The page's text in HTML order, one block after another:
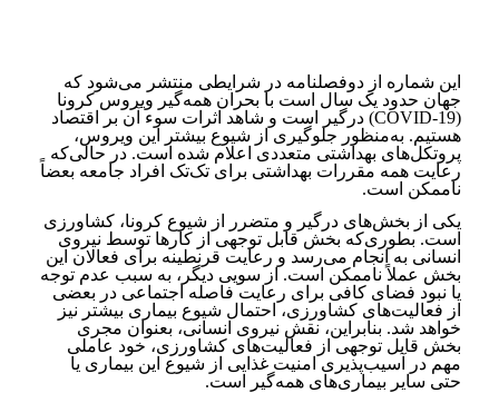
این شماره از دوفصلنامه در شرایطی منتشر می‌شود که
جهان حدود یک سال است با بحران همه‌گیر ویروس کرونا
(COVID-19) درگیر است و شاهد اثرات سوء آن بر اقتصاد
هستیم. به‌منظور جلوگیری از شیوع بیشتر این ویروس،
پروتکل‌های بهداشتی متعددی اعلام شده است. در حالی‌که
رعایت همه مقررات بهداشتی برای تک‌تک افراد جامعه بعضاً
ناممکن است.
یکی از بخش‌های درگیر و متضرر از شیوع کرونا، کشاورزی
است. بطوری‌که بخش قابل توجهی از کارها توسط نیروی
انسانی به انجام می‌رسد و رعایت قرنطینه برای فعالان این
بخش عملاً ناممکن است. از سویی دیگر، به سبب عدم توجه
یا نبود فضای کافی برای رعایت فاصله اجتماعی در بعضی
از فعالیت‌های کشاورزی، احتمال شیوع بیماری بیشتر نیز
خواهد شد. بنابراین، نقش نیروی انسانی، بعنوان مجری
بخش قابل توجهی از فعالیت‌های کشاورزی، خود عاملی
مهم در آسیب‌پذیری امنیت غذایی از شیوع این بیماری یا
حتی سایر بیماری‌های همه‌گیر است.